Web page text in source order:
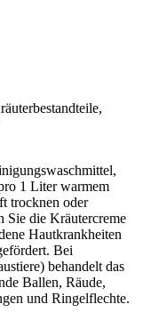
1 Liter warmem
trocknen oder
Sie die Kräutercreme
Hautkrankheiten
Bei
behandelt das
Ballen, Räude,
und Ringelflechte.